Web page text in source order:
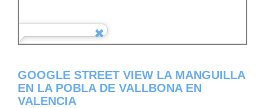
GOOGLE STREET VIEW LA MANGUILLA
EN LA POBLA DE VALLBONA EN
VALENCIA